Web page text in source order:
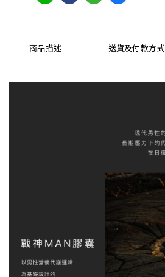
商品描述 送貨及付款方式